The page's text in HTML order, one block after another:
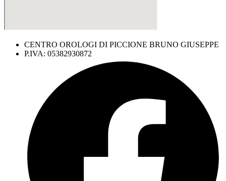
CENTRO OROLOGI DI PICCIONE BRUNO GIUSEPPE
P.IVA: 05382930872